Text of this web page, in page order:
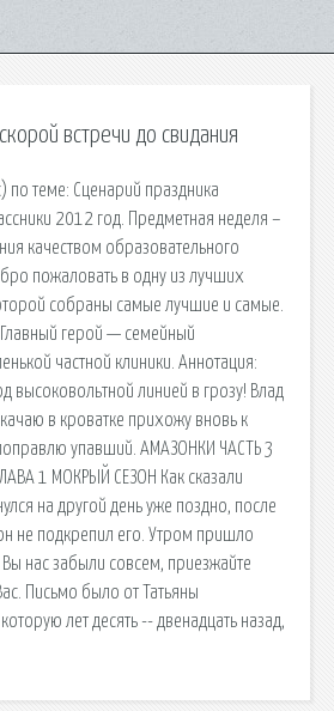
встречи до свидания
по теме: Сценарий праздника
2012 год. Предметная неделя –
качеством образовательного
пожаловать в одну из лучших
собраны самые лучшие и самые.
герой — семейный
частной клиники. Аннотация:
высоковольтной линией в грозу! Влад
в кроватке прихожу вновь к
упавший. АМАЗОНКИ ЧАСТЬ 3
1 МОКРЫЙ СЕЗОН Как сказали
на другой день уже поздно, после
не подкрепил его. Утром пришло
нас забыли совсем, приезжайте
Письмо было от Татьяны
лет десять -- двенадцать назад,